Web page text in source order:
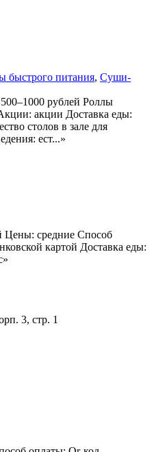
быстрого питания, Суши-
рублей Роллы
акции Доставка еды:
столов в зале для
ест...»
Цены: средние Способ
картой Доставка еды:
3, стр. 1